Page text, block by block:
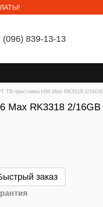
(096) 839-13-13
ТВ приставка H96 Max RK3318 2/16GB
Max RK3318 2/16GB
заказ